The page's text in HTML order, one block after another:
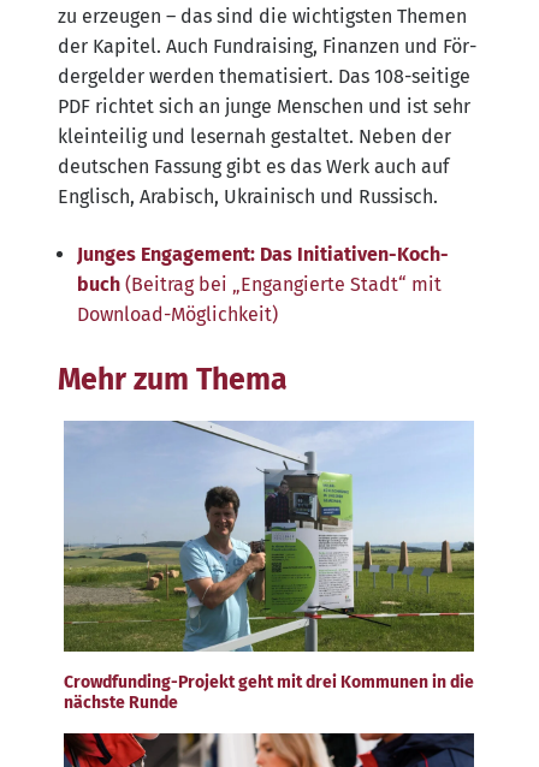
zu erzeu­gen – das sind die wich­tigs­ten The­men
der Kapi­tel. Auch Fund­rai­sing, Finan­zen und För­
der­gel­der wer­den the­ma­ti­siert. Das 108-sei­ti­ge
PDF rich­tet sich an jun­ge Men­schen und ist sehr
klein­tei­lig und leser­nah gestal­tet. Neben der
deut­schen Fas­sung gibt es das Werk auch auf
Eng­lisch, Ara­bisch, Ukrai­nisch und Russisch.
Jun­ges Enga­ge­ment: Das Initia­ti­ven-Koch­
buch (Bei­trag bei „Engan­gier­te Stadt“ mit
Download-Möglichkeit)
Mehr zum Thema
Crowdfunding-Projekt geht mit drei Kommunen in die
nächste Runde